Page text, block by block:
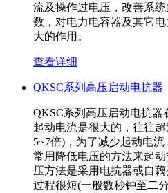
流及操作过电压，改善系
数，对电力电容器及其它
大的作用。
查看详细
QKSC系列高压启动电抗器
QKSC系列高压启动电抗
起动电流是很大的，往往
5~7倍)，为了减少起动电
常用降低电压的方法来起
压方法是采用电抗器或自
过程很短(一般数秒钟至二